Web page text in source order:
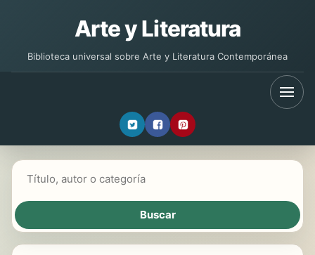
Arte y Literatura
Biblioteca universal sobre Arte y Literatura Contemporánea